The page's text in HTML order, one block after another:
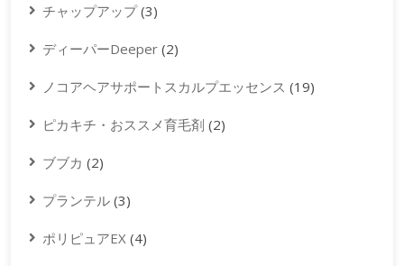
チャップアップ(3)
ディーパーDeeper (2)
ノコアヘアサポートスカルプエッセンス (19)
ピカキチ・おススメ育毛剤 (2)
ブブカ (2)
プランテル (3)
ポリピュアEX (4)